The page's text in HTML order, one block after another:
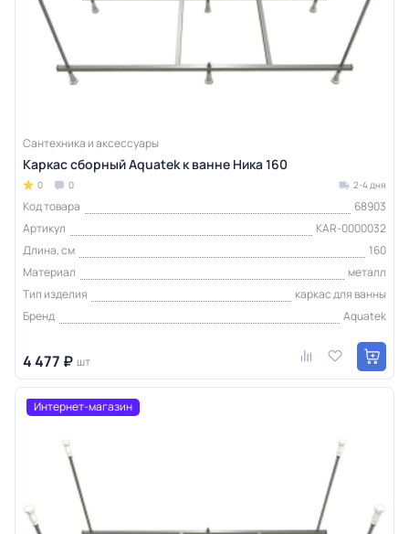
Сантехника и аксессуары
Каркас сборный Aquatek к ванне Ника 160
0 0 2-4 дня
Код товара
68903
Артикул
KAR-0000032
Длина, см
160
Материал
металл
Тип изделия
каркас для ванны
Бренд
Aquatek
4 477 ₽ шт
Интернет-магазин